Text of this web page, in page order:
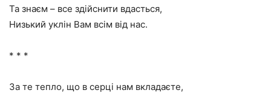
Та знаєм – все здійснити вдасться,
Низький уклін Вам всім від нас.
* * *
За те тепло, що в серці нам вкладаєте,